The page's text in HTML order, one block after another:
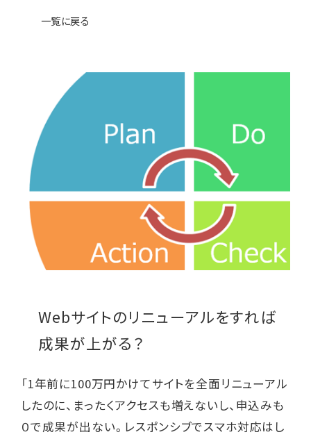
Webサイトのリニューアルをすれば
成果が上がる？
「1年前に100万円かけてサイトを全面リニューアル
したのに、まったくアクセスも増えないし、申込みも
０で成果が出ない。レスポンシブでスマホ対応はし
一覧に戻る